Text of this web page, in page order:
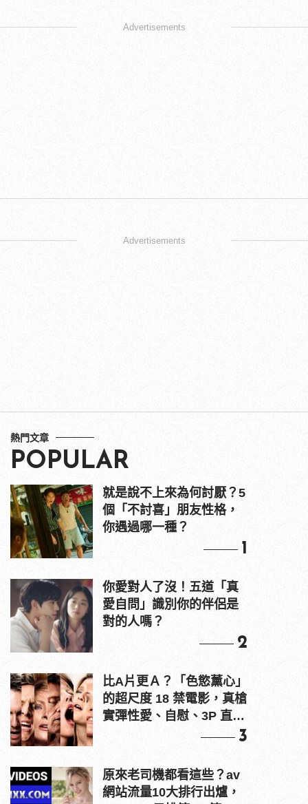
Advertisements
Advertisements
熱門文章
POPULAR
就是說不上來為何討厭？5
個「不討喜」朋友性格，
你遇過哪一種？
1
你愛對人了沒！五道「真
愛自問」識別你的伴侶是
對的人嗎？
2
比A片更Ａ？「色慾薰心」
的超尺度 18 禁電影，真槍
實彈性愛、自慰、3P 直接
3
原來老司機都看這些？av
網站流量10大排行出爐，